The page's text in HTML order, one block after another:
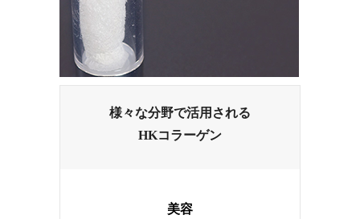
様々な分野で活用される
HKコラーゲン
美容